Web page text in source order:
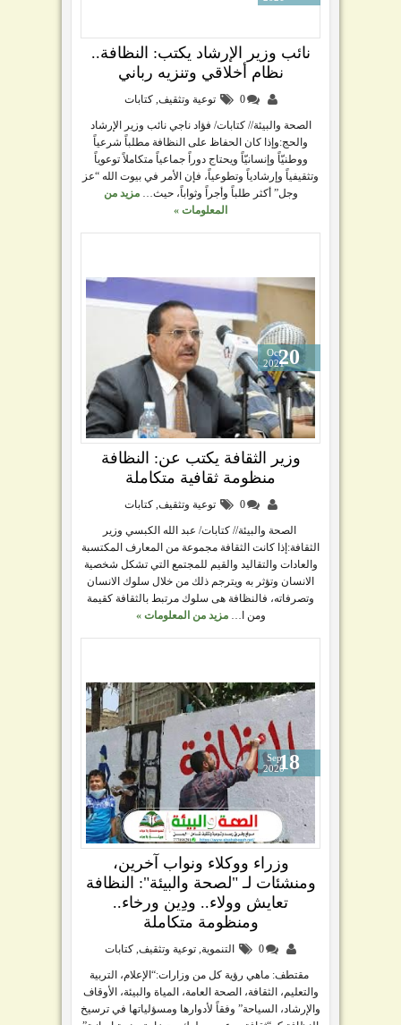
نائب وزير الإرشاد يكتب: النظافة..
نظام أخلاقي وتنزيه رباني
0 توعية وتثقيف كتابات
الصحة والبيئة// كتابات/ فؤاد ناجي نائب وزير الإرشاد
والحج:وإذا كان الحفاظ على النظافة مطلباً شرعياً
ووطنيّاً وإنسانيّاً ويحتاج دوراً جماعياً متكاملاً توعوياً
وتثقيفياً وإرشادياً وتطوعياً، فإن الأمر في بيوت الله “عز
وجل” أكثر طلباً وأجراً وثواباً، حيث…
مزيد من
المعلومات »
وزير الثقافة يكتب عن: النظافة
منظومة ثقافية متكاملة
0 توعية وتثقيف كتابات
الصحة والبيئة// كتابات/ عبد الله الكبسي وزير
الثقافة:إذا كانت الثقافة مجموعة من المعارف المكتسبة
والعادات والتقاليد والقيم للمجتمع التي تشكل شخصية
الانسان وتؤثر به ويترجم ذلك من خلال سلوك الانسان
وتصرفاته، فالنظافة هى سلوك مرتبط بالثقافة كقيمة
ومن ا…
مزيد من المعلومات »
20
Oct
2021
وزراء ووكلاء ونواب آخرين،
ومنشئات لـ "لصحة والبيئة": النظافة
تعايش وولاء.. ودِين ورخاء..
ومنظومة متكاملة
0 التنموية توعية وتثقيف كتابات
مقتطف: ماهي رؤية كل من وزارات:“الإعلام، التربية
والتعليم، الثقافة، الصحة العامة، المياة والبيئة، الأوقاف
والإرشاد، السياحة” وفقاً لأدوارها ومسؤلياتها في ترسيخ
18
Sep
2020